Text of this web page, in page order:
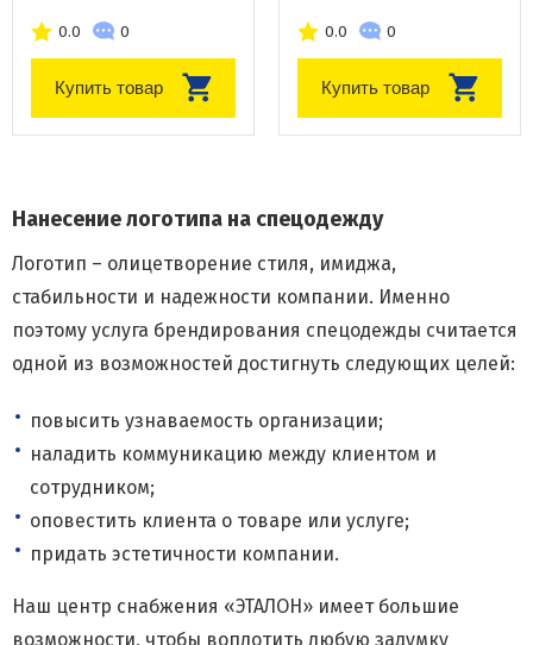
0.0 0
Купить товар
0.0 0
Купить товар
Нанесение логотипа на спецодежду
Логотип – олицетворение стиля, имиджа,
стабильности и надежности компании. Именно
поэтому услуга брендирования спецодежды считается
одной из возможностей достигнуть следующих целей:
повысить узнаваемость организации;
наладить коммуникацию между клиентом и
сотрудником;
оповестить клиента о товаре или услуге;
придать эстетичности компании.
Наш центр снабжения «ЭТАЛОН» имеет большие
возможности, чтобы воплотить любую задумку